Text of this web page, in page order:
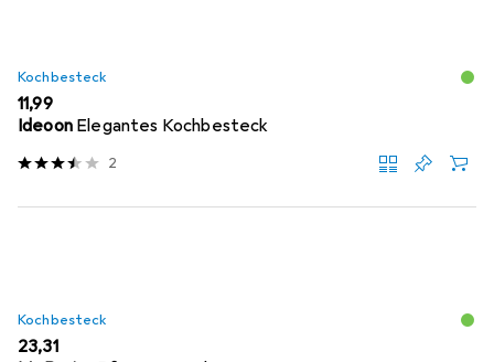
Kochbesteck
EUR
11,99
Ideoon Elegantes Kochbesteck
2
Kochbesteck
EUR
23,31